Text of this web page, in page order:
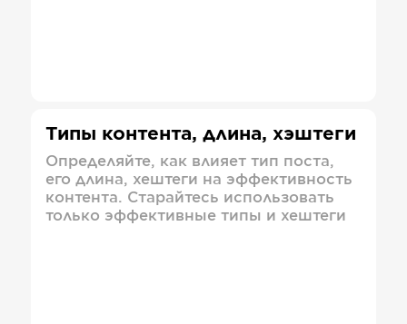
Типы контента, длина, хэштеги
Определяйте, как влияет тип поста,
его длина, хештеги на эффективность
контента. Старайтесь использовать
только эффективные типы и хештеги